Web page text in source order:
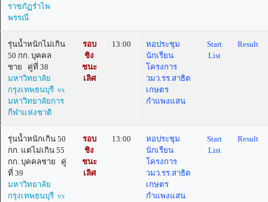
ราชภัฏรำไพ
พรรณี
รุ่นน้ำหนักไม่เกิน
50 กก. บุคคล
ชาย คู่ที่ 38
มหาวิทยาลัย
กรุงเทพธนบุรี vs
มหาวิทยาลัยการ
กีฬาแห่งชาติ
รอบ
ชิง
ชนะ
เลิศ
13:00
หอประชุม
นักเรียน
โครงการ
วมว.รร.สาธิต
เกษตร
กำแพงแสน
Start
List
Result
รุ่นน้ำหนักเกิน 50
กก. แต่ไม่เกิน 55
กก. บุคคลชาย คู่
ที่ 39
มหาวิทยาลัย
กรุงเทพธนบุรี vs
รอบ
ชิง
ชนะ
เลิศ
13:00
หอประชุม
นักเรียน
โครงการ
วมว.รร.สาธิต
เกษตร
กำแพงแสน
Start
List
Result